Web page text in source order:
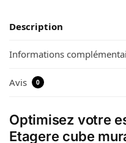
Description
Informations
Avis 0
Optimisez votre
Etagere cube